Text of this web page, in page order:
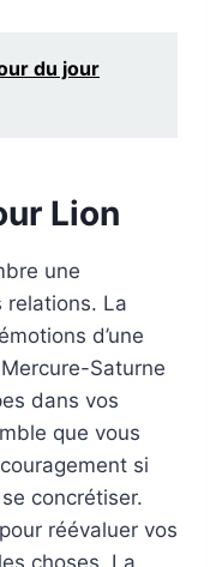
du jour
Lion
une
relations. La
d’une
Saturne
dans vos
que vous
si
concrétiser.
réévaluer vos